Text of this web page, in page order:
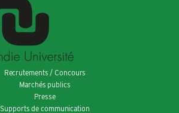
Recrutements / Concours
Marchés publics
Presse
Supports de communication